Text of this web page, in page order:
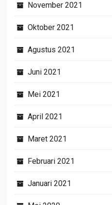
November 2021
Oktober 2021
Agustus 2021
Juni 2021
Mei 2021
April 2021
Maret 2021
Februari 2021
Januari 2021